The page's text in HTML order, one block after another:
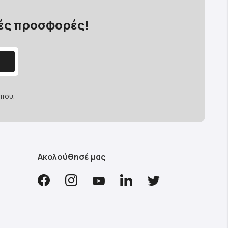
προσφορές!
Ακολούθησέ μας